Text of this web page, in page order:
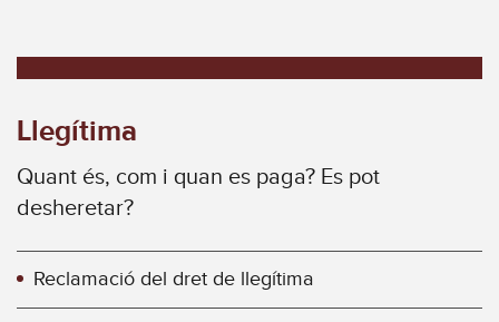
Llegítima
Quant és, com i quan es paga? Es pot
desheretar?
Reclamació del dret de llegítima